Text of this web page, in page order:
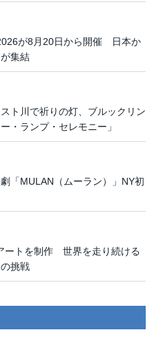
が8月20日から開催 日本か
集結
ト川で祈りの灯、ブルックリン
・ランプ・セレモニー」
「MULAN（ムーラン）」NY初
ートを制作 世界を走り続ける
挑戦